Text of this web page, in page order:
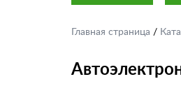
Главная страница /